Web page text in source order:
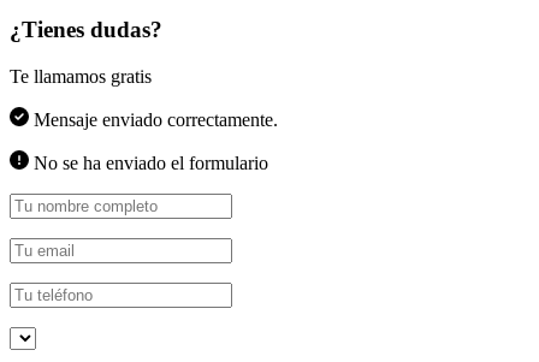
¿Tienes dudas?
Te llamamos gratis
Mensaje enviado correctamente.
No se ha enviado el formulario